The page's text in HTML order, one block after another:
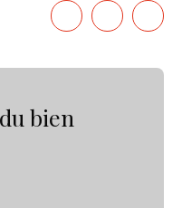
bien